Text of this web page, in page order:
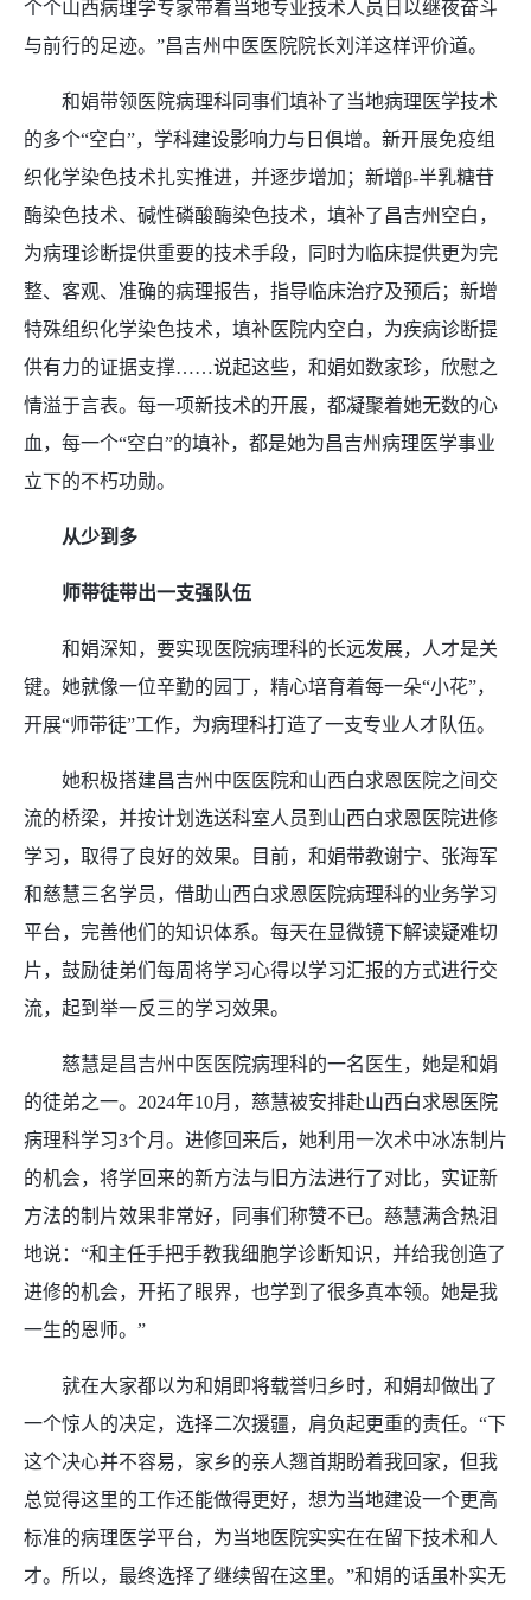
个个山西病理学专家带着当地专业技术人员日以继夜奋斗
与前行的足迹。”昌吉州中医医院院长刘洋这样评价道。
和娟带领医院病理科同事们填补了当地病理医学技术
的多个“空白”，学科建设影响力与日俱增。新开展免疫组
织化学染色技术扎实推进，并逐步增加；新增β-半乳糖苷
酶染色技术、碱性磷酸酶染色技术，填补了昌吉州空白，
为病理诊断提供重要的技术手段，同时为临床提供更为完
整、客观、准确的病理报告，指导临床治疗及预后；新增
特殊组织化学染色技术，填补医院内空白，为疾病诊断提
供有力的证据支撑……说起这些，和娟如数家珍，欣慰之
情溢于言表。每一项新技术的开展，都凝聚着她无数的心
血，每一个“空白”的填补，都是她为昌吉州病理医学事业
立下的不朽功勋。
从少到多
师带徒带出一支强队伍
和娟深知，要实现医院病理科的长远发展，人才是关
键。她就像一位辛勤的园丁，精心培育着每一朵“小花”，
开展“师带徒”工作，为病理科打造了一支专业人才队伍。
她积极搭建昌吉州中医医院和山西白求恩医院之间交
流的桥梁，并按计划选送科室人员到山西白求恩医院进修
学习，取得了良好的效果。目前，和娟带教谢宁、张海军
和慈慧三名学员，借助山西白求恩医院病理科的业务学习
平台，完善他们的知识体系。每天在显微镜下解读疑难切
片，鼓励徒弟们每周将学习心得以学习汇报的方式进行交
流，起到举一反三的学习效果。
慈慧是昌吉州中医医院病理科的一名医生，她是和娟
的徒弟之一。2024年10月，慈慧被安排赴山西白求恩医院
病理科学习3个月。进修回来后，她利用一次术中冰冻制片
的机会，将学回来的新方法与旧方法进行了对比，实证新
方法的制片效果非常好，同事们称赞不已。慈慧满含热泪
地说：“和主任手把手教我细胞学诊断知识，并给我创造了
进修的机会，开拓了眼界，也学到了很多真本领。她是我
一生的恩师。”
就在大家都以为和娟即将载誉归乡时，和娟却做出了
一个惊人的决定，选择二次援疆，肩负起更重的责任。“下
这个决心并不容易，家乡的亲人翘首期盼着我回家，但我
总觉得这里的工作还能做得更好，想为当地建设一个更高
标准的病理医学平台，为当地医院实实在在留下技术和人
才。所以，最终选择了继续留在这里。”和娟的话虽朴实无